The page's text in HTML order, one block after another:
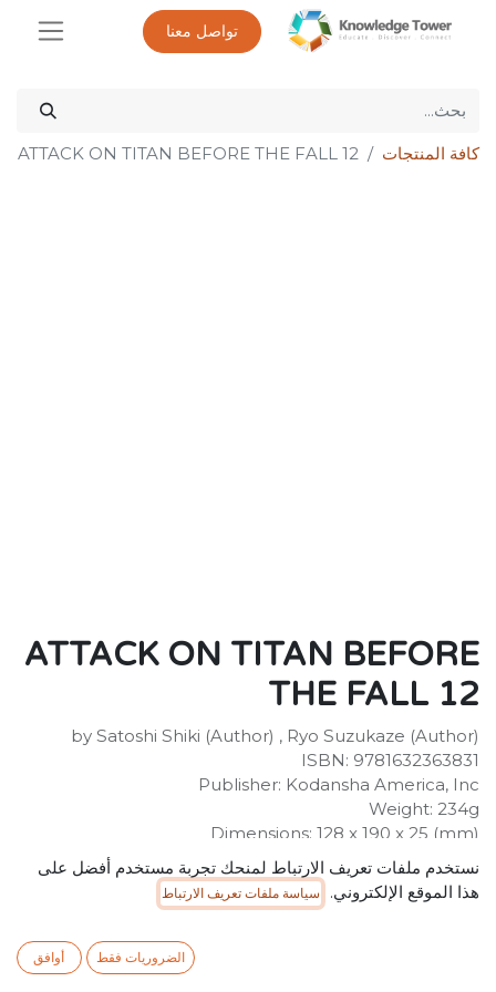
تواصل معنا
كافة المنتجات ATTACK ON TITAN BEFORE THE FALL 12
ATTACK ON TITAN BEFORE
THE FALL 12
by Satoshi Shiki (Author) , Ryo Suzukaze (Author)
ISBN: 9781632363831
Publisher: Kodansha America, Inc
Weight: 234g
Dimensions: 128 x 190 x 25 (mm)
Description:
Humanity has learned to live in complacency behind
its high walls, protected from the giant Titans. But
a Titan wreaks havoc, consuming the cultists. After the
rampage is over, two young Survey Corps members
نستخدم ملفات تعريف الارتباط لمنحك تجربة مستخدم أفضل على
هذا الموقع الإلكتروني.
سياسة ملفات تعريف الارتباط
الضروريات فقط أوافق